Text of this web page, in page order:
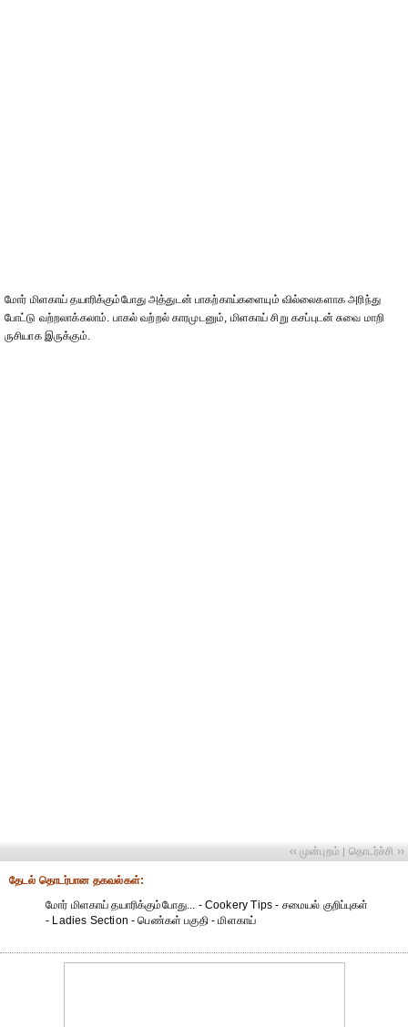
மோர் மிளகாய் தயாரிக்கும்போது அத்துடன் பாகற்காய்களையும் வில்லைகளாக அரிந்து
போட்டு வற்றலாக்கலாம். பாகல் வற்றல் காரமுடனும், மிளகாய் சிறு கசப்புடன் சுவை மாறி
ருசியாக இருக்கும்.
‹‹ முன்புறம் | தொடர்ச்சி ››
தேட‌ல் தொட‌ர்பான தகவ‌ல்க‌ள்:
மோர் மிளகாய் தயாரிக்கும்போது... - Cookery Tips - சமையல் குறிப்புகள்
- Ladies Section - பெண்கள் பகுதி - மிளகாய்